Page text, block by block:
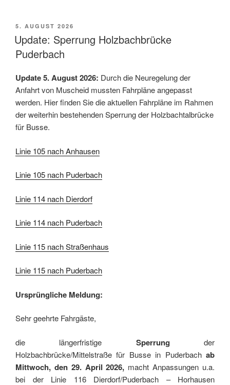
VERÖFFENTLICHT
AM
5. AUGUST 2026
Update: Sperrung Holzbachbrücke
Puderbach
Update 5. August 2026: Durch die Neuregelung der
Anfahrt von Muscheid mussten Fahrpläne angepasst
werden. Hier finden Sie die aktuellen Fahrpläne im Rahmen
der weiterhin bestehenden Sperrung der Holzbachtalbrücke
für Busse.
Linie 105 nach Anhausen
Linie 105 nach Puderbach
Linie 114 nach Dierdorf
Linie 114 nach Puderbach
Linie 115 nach Straßenhaus
Linie 115 nach Puderbach
Ursprüngliche Meldung:
Sehr geehrte Fahrgäste,
die längerfristige Sperrungder
Holzbachbrücke/Mittelstraße für Busse in Puderbach ab
Mittwoch, den 29. April 2026, macht Anpassungen u.a.
bei der Linie 116 Dierdorf/Puderbach – Horhausen